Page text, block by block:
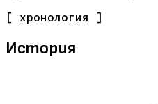
[ хронология ]
История